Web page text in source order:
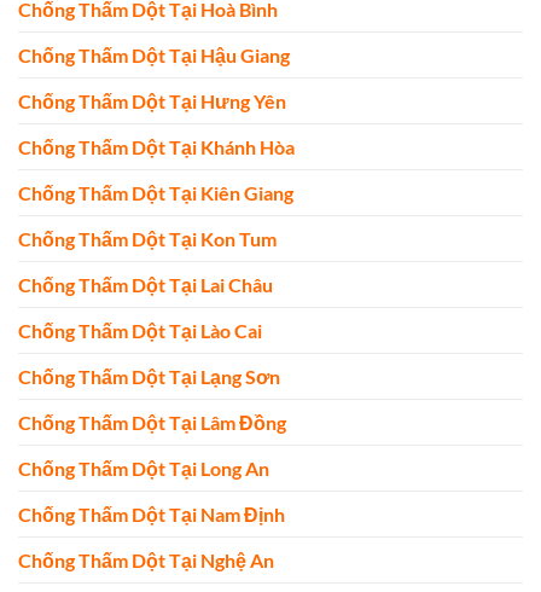
Chống Thấm Dột Tại Hoà Bình
Chống Thấm Dột Tại Hậu Giang
Chống Thấm Dột Tại Hưng Yên
Chống Thấm Dột Tại Khánh Hòa
Chống Thấm Dột Tại Kiên Giang
Chống Thấm Dột Tại Kon Tum
Chống Thấm Dột Tại Lai Châu
Chống Thấm Dột Tại Lào Cai
Chống Thấm Dột Tại Lạng Sơn
Chống Thấm Dột Tại Lâm Đồng
Chống Thấm Dột Tại Long An
Chống Thấm Dột Tại Nam Định
Chống Thấm Dột Tại Nghệ An